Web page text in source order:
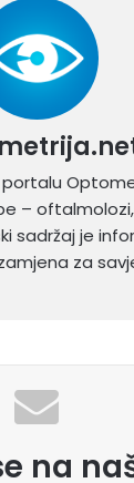
–
sadržaj je
za
na